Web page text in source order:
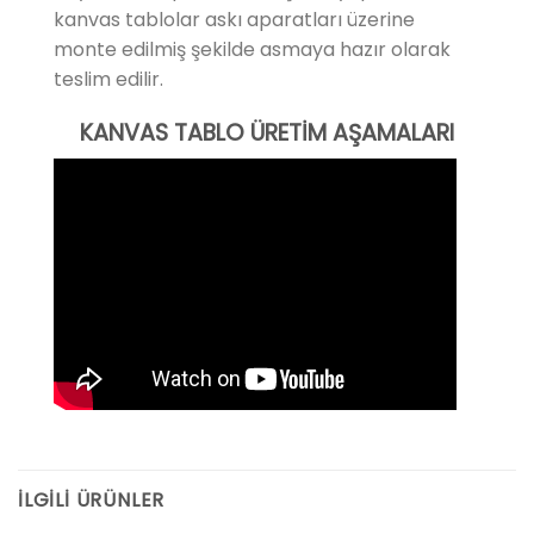
kanvas tablolar askı aparatları üzerine
monte edilmiş şekilde asmaya hazır olarak
teslim edilir.
KANVAS TABLO ÜRETİM AŞAMALARI
İLGILI ÜRÜNLER